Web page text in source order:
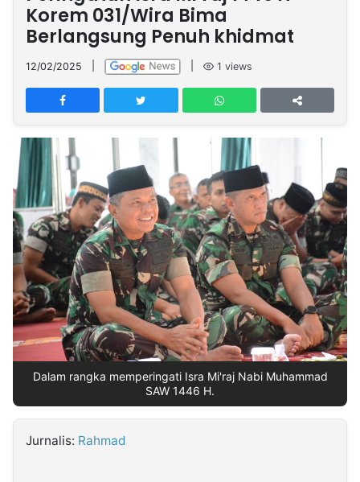
Nasional
International
Olahraga
Entertainment
Daerah
Pariwisata
Kuliner
Kolom
Network
PT
TREETAN
INDONESIA
Partner
Insight
NTB
Suara
Time
Lens
IDN
Daily
Jogja
Jalan
Rakyat
Idealita
News
Kita
Notice
Radar
Baru
Seedbacklink
Follow
Kabarbaru
Korem 031/Wira Bima
Berlangsung Penuh khidmat
12/02/2025 1 views
Dalam rangka memperingati Isra Mi'raj Nabi Muhammad
SAW 1446 H.
Jurnalis: Rahmad